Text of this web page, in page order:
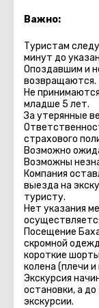
Важно:
Туристам
минут до
Опоздавшим и
возвращаются.
Не
младше 5 лет.
За утерянные
страхового
Возможно
Возможны
Компания
выезда на
туристу.
Нет указания
Посещение
скромной
короткие
колена (плечи
Экскурсия
остановки, а
экскурсии.